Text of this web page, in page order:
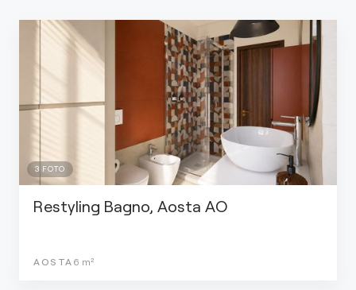
3 FOTO
Restyling Bagno, Aosta AO
AOSTA 6 m²